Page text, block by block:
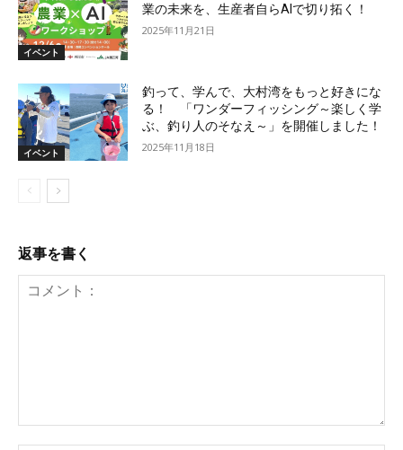
イベント
業の未来を、生産者自らAIで切り拓く！
2025年11月21日
イベント
釣って、学んで、大村湾をもっと好きにな
る！ 「ワンダーフィッシング～楽しく学
ぶ、釣り人のそなえ～」を開催しました！
2025年11月18日
返事を書く